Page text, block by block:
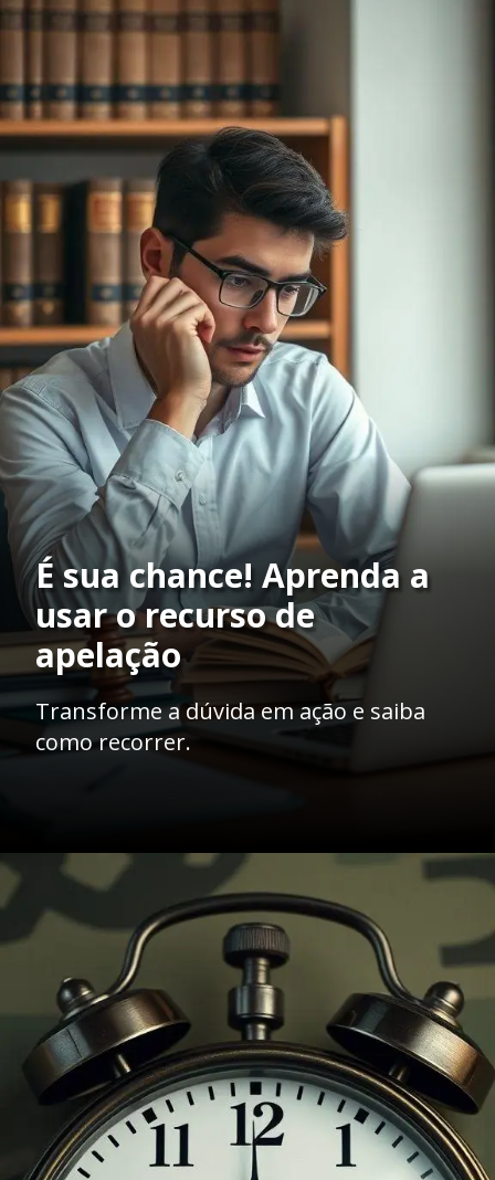
É sua chance! Aprenda a
usar o recurso de
apelação
Transforme a dúvida em ação e saiba
como recorrer.
Opening https://ademilsoncs.adv.br/